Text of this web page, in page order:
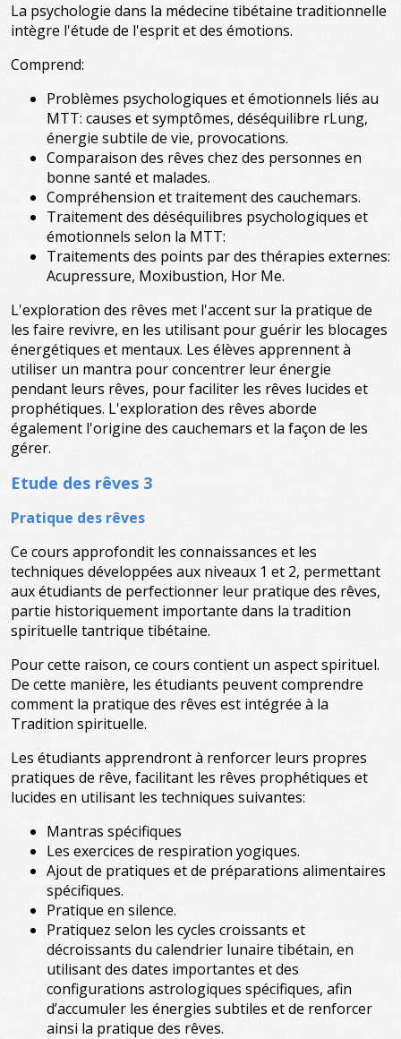
La psychologie dans la médecine tibétaine traditionnelle
intègre l'étude de l'esprit et des émotions.
Comprend:
Problèmes psychologiques et émotionnels liés au
MTT: causes et symptômes, déséquilibre rLung,
énergie subtile de vie, provocations.
Comparaison des rêves chez des personnes en
bonne santé et malades.
Compréhension et traitement des cauchemars.
Traitement des déséquilibres psychologiques et
émotionnels selon la MTT:
Traitements des points par des thérapies externes:
Acupressure, Moxibustion, Hor Me.
L'exploration des rêves met l'accent sur la pratique de
les faire revivre, en les utilisant pour guérir les blocages
énergétiques et mentaux. Les élèves apprennent à
utiliser un mantra pour concentrer leur énergie
pendant leurs rêves, pour faciliter les rêves lucides et
prophétiques. L'exploration des rêves aborde
également l'origine des cauchemars et la façon de les
gérer.
Etude des rêves 3
Pratique des rêves
Ce cours approfondit les connaissances et les
techniques développées aux niveaux 1 et 2, permettant
aux étudiants de perfectionner leur pratique des rêves,
partie historiquement importante dans la tradition
spirituelle tantrique tibétaine.
Pour cette raison, ce cours contient un aspect spirituel.
De cette manière, les étudiants peuvent comprendre
comment la pratique des rêves est intégrée à la
Tradition spirituelle.
Les étudiants apprendront à renforcer leurs propres
pratiques de rêve, facilitant les rêves prophétiques et
lucides en utilisant les techniques suivantes:
Mantras spécifiques
Les exercices de respiration yogiques.
Ajout de pratiques et de préparations alimentaires
spécifiques.
Pratique en silence.
Pratiquez selon les cycles croissants et
décroissants du calendrier lunaire tibétain, en
utilisant des dates importantes et des
configurations astrologiques spécifiques, afin
d’accumuler les énergies subtiles et de renforcer
ainsi la pratique des rêves.